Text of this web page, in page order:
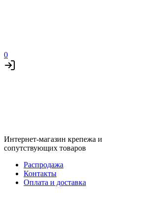
0
Интернет-магазин крепежа и
сопутствующих товаров
Распродажа
Контакты
Оплата и доставка